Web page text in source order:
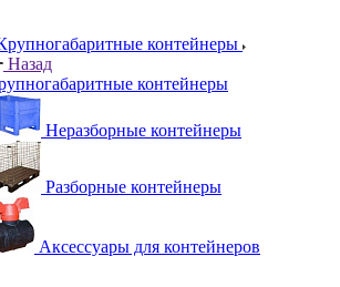
контейнеры
Назад
контейнеры
Неразборные контейнеры
Разборные контейнеры
Аксессуары для контейнеров